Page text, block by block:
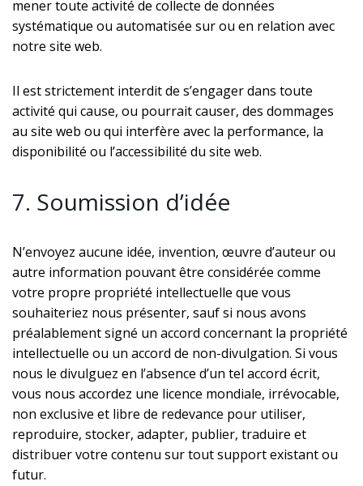
mener toute activité de collecte de données
systématique ou automatisée sur ou en relation avec
notre site web.
Il est strictement interdit de s’engager dans toute
activité qui cause, ou pourrait causer, des dommages
au site web ou qui interfère avec la performance, la
disponibilité ou l’accessibilité du site web.
7. Soumission d’idée
N’envoyez aucune idée, invention, œuvre d’auteur ou
autre information pouvant être considérée comme
votre propre propriété intellectuelle que vous
souhaiteriez nous présenter, sauf si nous avons
préalablement signé un accord concernant la propriété
intellectuelle ou un accord de non-divulgation. Si vous
nous le divulguez en l’absence d’un tel accord écrit,
vous nous accordez une licence mondiale, irrévocable,
non exclusive et libre de redevance pour utiliser,
reproduire, stocker, adapter, publier, traduire et
distribuer votre contenu sur tout support existant ou
futur.